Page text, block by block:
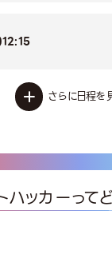
12:15
さらに日程を
ハッカーって